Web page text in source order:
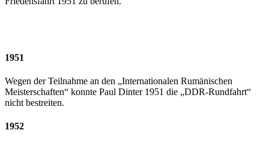
1951
Wegen der Teilnahme an den „Internationalen Rumänischen
Meisterschaften“ konnte Paul Dinter 1951 die „DDR-Rundfahrt“
nicht bestreiten.
1952